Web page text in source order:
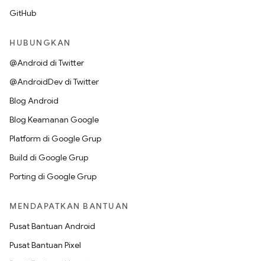
GitHub
HUBUNGKAN
@Android di Twitter
@AndroidDev di Twitter
Blog Android
Blog Keamanan Google
Platform di Google Grup
Build di Google Grup
Porting di Google Grup
MENDAPATKAN BANTUAN
Pusat Bantuan Android
Pusat Bantuan Pixel